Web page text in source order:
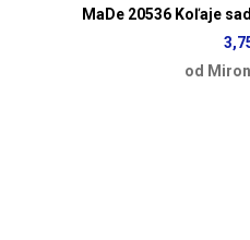
MaDe 20536 Koľaje
od